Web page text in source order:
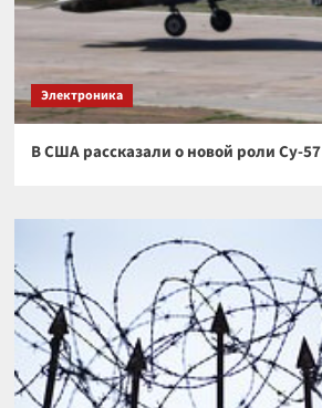
Электроника
В США рассказали о новой роли Су-57